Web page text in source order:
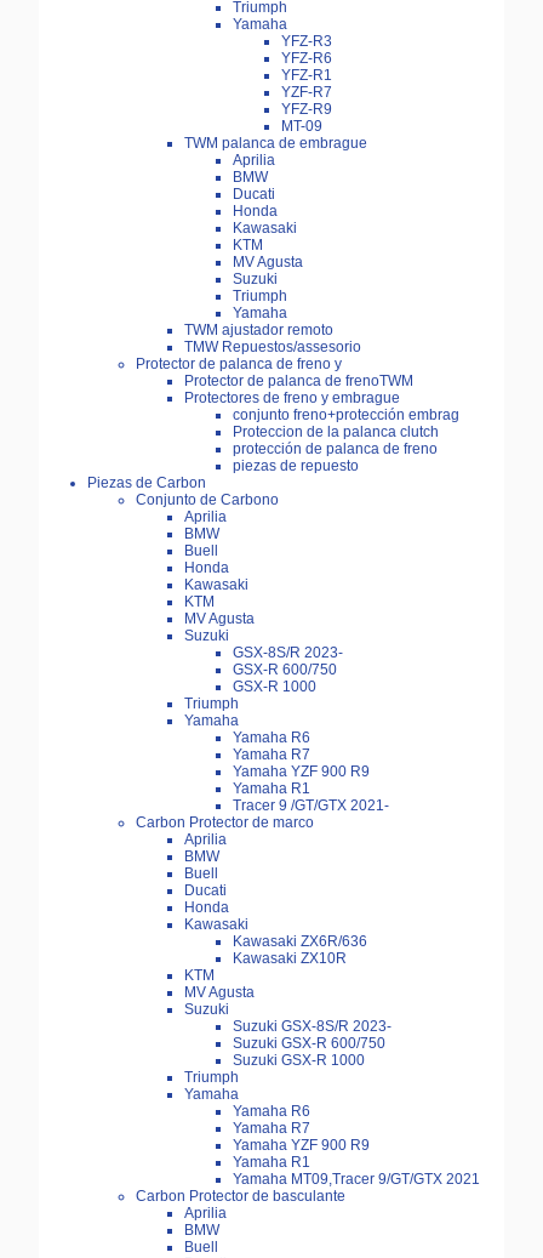
Triumph
Yamaha
YFZ-R3
YFZ-R6
YFZ-R1
YZF-R7
YFZ-R9
MT-09
TWM palanca de embrague
Aprilia
BMW
Ducati
Honda
Kawasaki
KTM
MV Agusta
Suzuki
Triumph
Yamaha
TWM ajustador remoto
TMW Repuestos/assesorio
Protector de palanca de freno y
Protector de palanca de frenoTWM
Protectores de freno y embrague
conjunto freno+protección embrag
Proteccion de la palanca clutch
protección de palanca de freno
piezas de repuesto
Piezas de Carbon
Conjunto de Carbono
Aprilia
BMW
Buell
Honda
Kawasaki
KTM
MV Agusta
Suzuki
GSX-8S/R 2023-
GSX-R 600/750
GSX-R 1000
Triumph
Yamaha
Yamaha R6
Yamaha R7
Yamaha YZF 900 R9
Yamaha R1
Tracer 9 /GT/GTX 2021-
Carbon Protector de marco
Aprilia
BMW
Buell
Ducati
Honda
Kawasaki
Kawasaki ZX6R/636
Kawasaki ZX10R
KTM
MV Agusta
Suzuki
Suzuki GSX-8S/R 2023-
Suzuki GSX-R 600/750
Suzuki GSX-R 1000
Triumph
Yamaha
Yamaha R6
Yamaha R7
Yamaha YZF 900 R9
Yamaha R1
Yamaha MT09,Tracer 9/GT/GTX 2021
Carbon Protector de basculante
Aprilia
BMW
Buell